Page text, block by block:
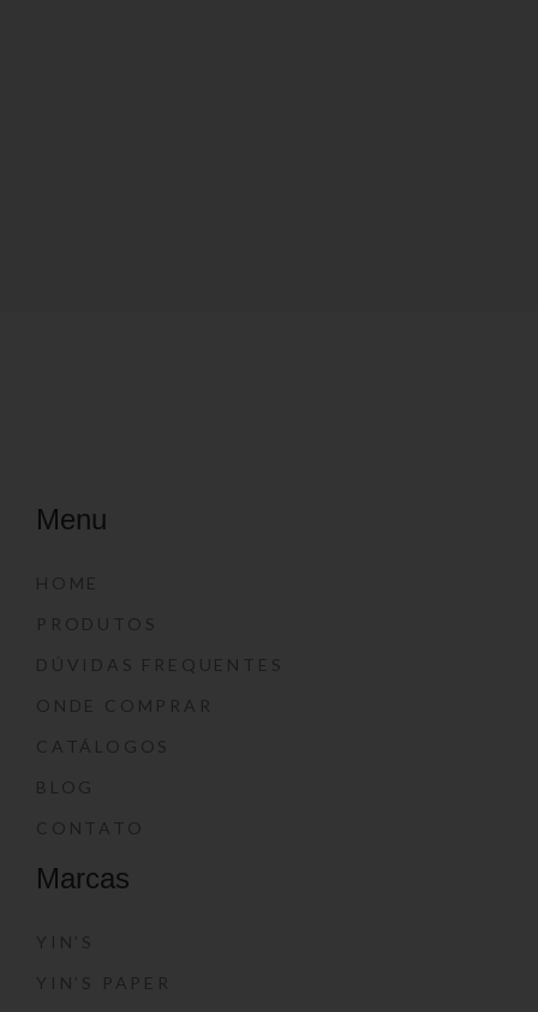
Menu
HOME
PRODUTOS
DÚVIDAS FREQUENTES
ONDE COMPRAR
CATÁLOGOS
BLOG
CONTATO
Marcas
YIN’S
YIN’S PAPER